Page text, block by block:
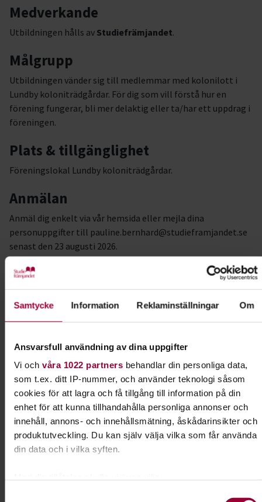
Samtycke Information Reklaminställningar Om
Ansvarsfull användning av dina uppgifter
Vi och våra 1022 partnersbehandlar din personliga data,
som t.ex. ditt IP-nummer, och använder teknologi såsom
cookies för att lagra och få tillgång till information på din
enhet för att kunna tillhandahålla personliga annonser och
innehåll, annons- och innehållsmätning, åskådarinsikter och
produktutveckling. Du kan själv välja vilka som får använda
din data och i vilka syften.
Medverkande
Utbildningen hålls av Studiefrämjandet.
Målgrupp
Utbildningen vänder sig till medlemmar med kolonilott i
Lundby koloniträdgårdar. För dig som vill förstå hur en
förening fungerar, bli mer delaktig eller ta/har ett uppdrag i
föreningen.
Plats & tillgänglighet
Föreningslokal Lundby koloniträdgårdar.
Anmälan
Anmäl dig enkelt via vår hemsida eller mejla dina
personuppgifter till pauline.bernhard@studieframjandet.se
senast den 23 augusti 2026.
Dela: Facebook LinkedIn E-mail
I ert arbete med att starta en förening kan ni
jobba med boken "Föreningen - från idé till
praktik". Här lär ni er grunderna i
föreningskunskap.
Läs mer om ämnet